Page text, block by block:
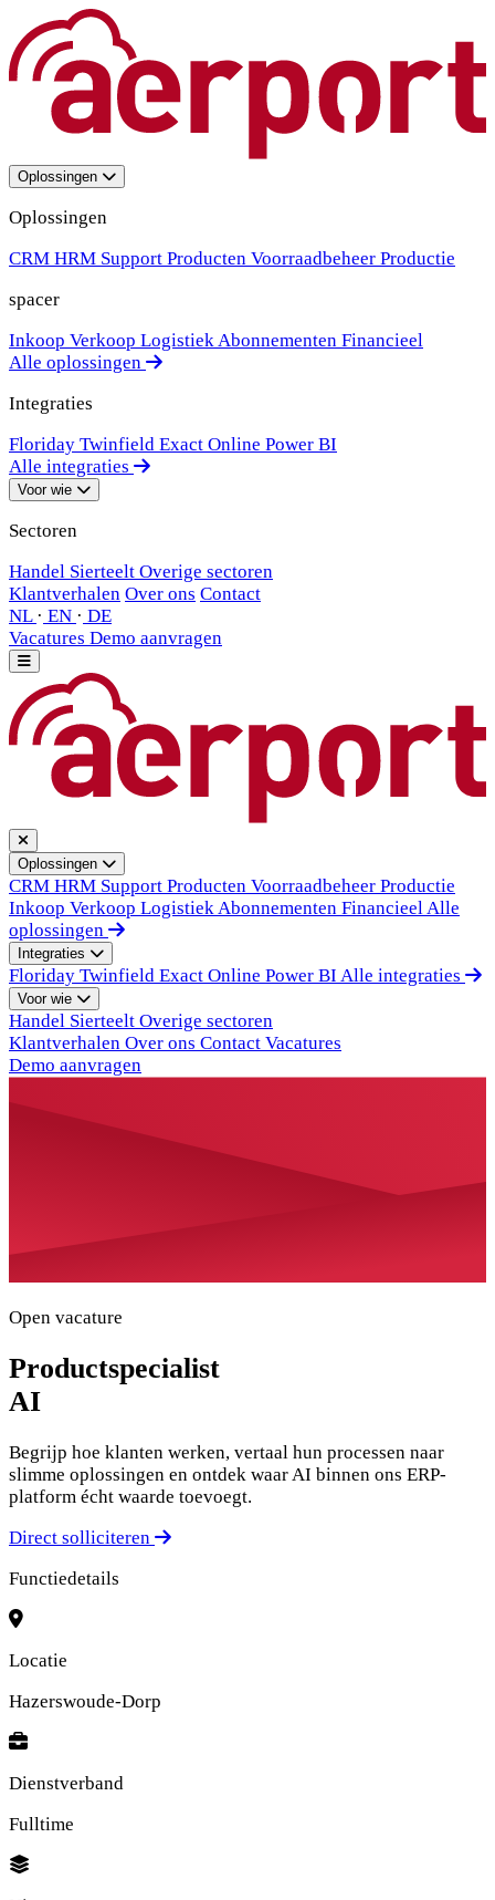
Oplossingen
Oplossingen
CRM HRM Support Producten Voorraadbeheer Productie
spacer
Inkoop Verkoop LogistiekAbonnementen Financieel
Alle oplossingen
Integraties
Floriday Twinfield Exact Online Power BI
Alle integraties
Voor wie
Sectoren
Handel Sierteelt Overige sectoren
Klantverhalen Over ons Contact
NL · EN · DE
Vacatures Demo aanvragen
Oplossingen
CRM HRM Support Producten Voorraadbeheer Productie
Inkoop Verkoop LogistiekAbonnementen FinancieelAlle
oplossingen
Integraties
Floriday Twinfield Exact Online Power BI Alle integraties
Voor wie
Handel Sierteelt Overige sectoren
Klantverhalen Over ons Contact Vacatures
Demo aanvragen
Open vacature
Productspecialist
AI
Begrijp hoe klanten werken, vertaal hun processen naar
slimme oplossingen en ontdek waar AI binnen ons ERP-
platform écht waarde toevoegt.
Direct solliciteren
Functiedetails
Locatie
Hazerswoude-Dorp
Dienstverband
Fulltime